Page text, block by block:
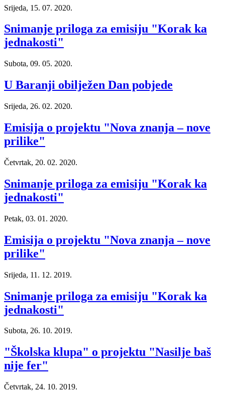
Srijeda, 15. 07. 2020.
Snimanje priloga za emisiju "Korak ka
jednakosti"
Subota, 09. 05. 2020.
U Baranji obilježen Dan pobjede
Srijeda, 26. 02. 2020.
Emisija o projektu "Nova znanja – nove
prilike"
Četvrtak, 20. 02. 2020.
Snimanje priloga za emisiju "Korak ka
jednakosti"
Petak, 03. 01. 2020.
Emisija o projektu "Nova znanja – nove
prilike"
Srijeda, 11. 12. 2019.
Snimanje priloga za emisiju "Korak ka
jednakosti"
Subota, 26. 10. 2019.
"Školska klupa" o projektu "Nasilje baš
nije fer"
Četvrtak, 24. 10. 2019.